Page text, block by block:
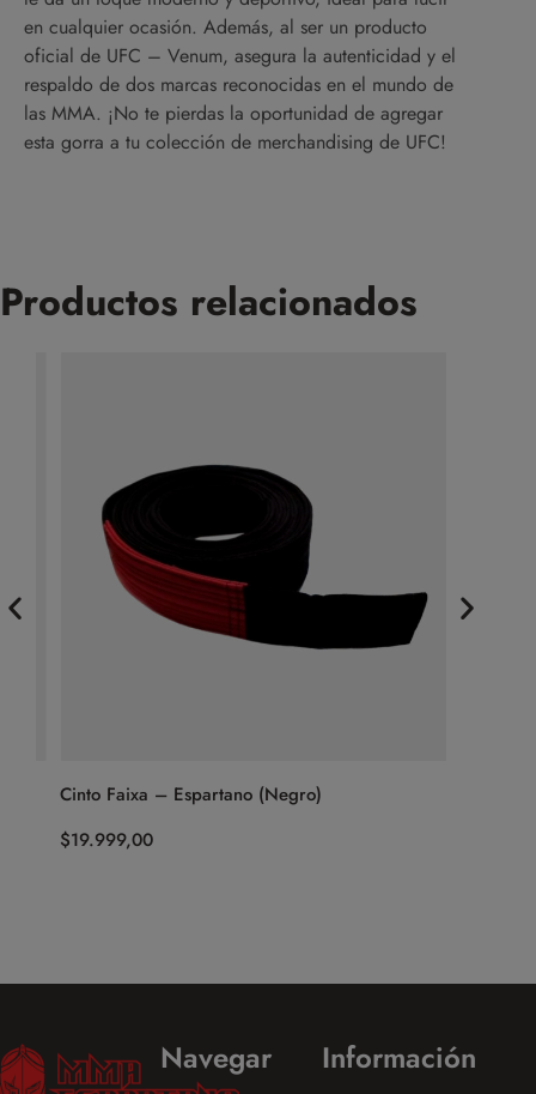
en cualquier ocasión. Además, al ser un producto
oficial de UFC – Venum, asegura la autenticidad y el
respaldo de dos marcas reconocidas en el mundo de
las MMA. ¡No te pierdas la oportunidad de agregar
esta gorra a tu colección de merchandising de UFC!
Productos relacionados
Cinto Faixa – Espartano (Negro)
19.999,00
Navegar Información